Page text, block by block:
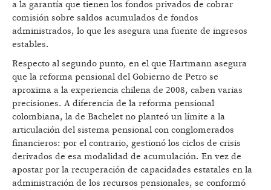
a la garantía que tienen los fondos privados de cobrar
comisión sobre saldos acumulados de fondos
administrados, lo que les asegura una fuente de ingresos
estables.
Respecto al segundo punto, en el que Hartmann asegura
que la reforma pensional del Gobierno de Petro se
aproxima a la experiencia chilena de 2008, caben varias
precisiones. A diferencia de la reforma pensional
colombiana, la de Bachelet no planteó un límite a la
articulación del sistema pensional con conglomerados
financieros: por el contrario, gestionó los ciclos de crisis
derivados de esa modalidad de acumulación. En vez de
apostar por la recuperación de capacidades estatales en la
administración de los recursos pensionales, se conformó